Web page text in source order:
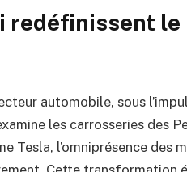
redéfinissent le
automobile, sous
les carrosseries des
Tesla, l’omniprésence des